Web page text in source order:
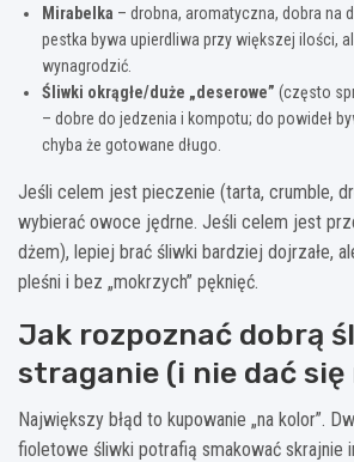
Mirabelka – drobna, aromatyczna, dobra na
pestka bywa upierdliwa przy większej ilości,
wynagrodzić.
Śliwki okrągłe/duże „deserowe” (często
– dobre do jedzenia i kompotu; do powideł
chyba że gotowane długo.
Jeśli celem jest pieczenie (tarta, crumble,
wybierać owoce jędrne. Jeśli celem jest
dżem), lepiej brać śliwki bardziej dojrzałe,
pleśni i bez „mokrzych” pęknięć.
Jak rozpoznać dobrą
straganie (i nie dać się
Największy błąd to kupowanie „na kolor”.
fioletowe śliwki potrafią smakować skrajnie